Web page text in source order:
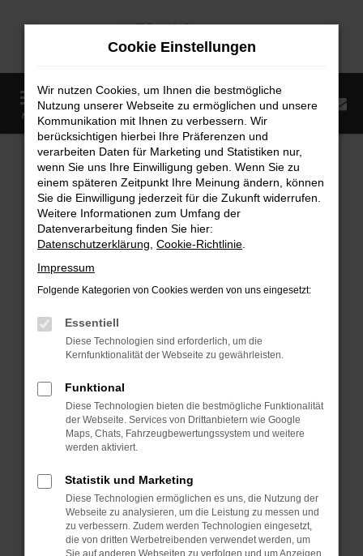
Zum
MENÜ
Startseite Fahrzeugangebote Fahrzeugmarkt
Fahrzeugmarkt
Fehler: Network Error
Beim Laden ist ein Fehler aufgetreten.
Hier sind ein paar Tipps, die dir helfen können:
Überprüfe deine Firewall und deine
Internetverbindung.
deine Suchmaschine?
Prüfe deine Browsererweiterungen.
Manche Erweiterungen, wie Werbeblocker,
können das Laden bestimmter Seiten
anderen Browser oder in einem privaten
Fenster?
Starte dein Gerät neu.
Cookie Einstellungen
Wir nutzen Cookies, um Ihnen die bestmögliche
Nutzung unserer Webseite zu ermöglichen und unsere
Kommunikation mit Ihnen zu verbessern. Wir
berücksichtigen hierbei Ihre Präferenzen und
verarbeiten Daten für Marketing und Statistiken nur,
wenn Sie uns Ihre Einwilligung geben. Wenn Sie zu
einem späteren Zeitpunkt Ihre Meinung ändern, können
Sie die Einwilligung jederzeit für die Zukunft widerrufen.
Weitere Informationen zum Umfang der
Datenverarbeitung finden Sie hier:
Datenschutzerklärung Cookie-Richtlinie
Impressum
Folgende Kategorien von Cookies werden von uns eingesetzt:
Essentiell
Diese Technologien sind erforderlich, um die
Kernfunktionalität der Webseite zu gewährleisten.
Funktional
Diese Technologien bieten die bestmögliche Funktionalität
der Webseite. Services von Drittanbietern wie Google
Maps, Chats, Fahrzeugbewertungssystem und weitere
werden aktiviert.
Statistik und Marketing
Diese Technologien ermöglichen es uns, die Nutzung der
Webseite zu analysieren, um die Leistung zu messen und
zu verbessern. Zudem werden Technologien eingesetzt,
die von dritten Werbetreibenden verwendet werden, um
Sie auf anderen Webseiten zu verfolgen und um Anzeigen